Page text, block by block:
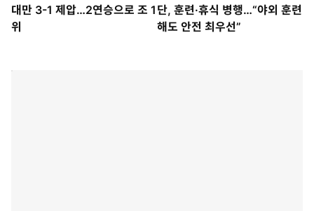
대만 3-1 제압…2연승으로 조 1
위
단, 훈련·휴식 병행…“야외 훈련
해도 안전 최우선”